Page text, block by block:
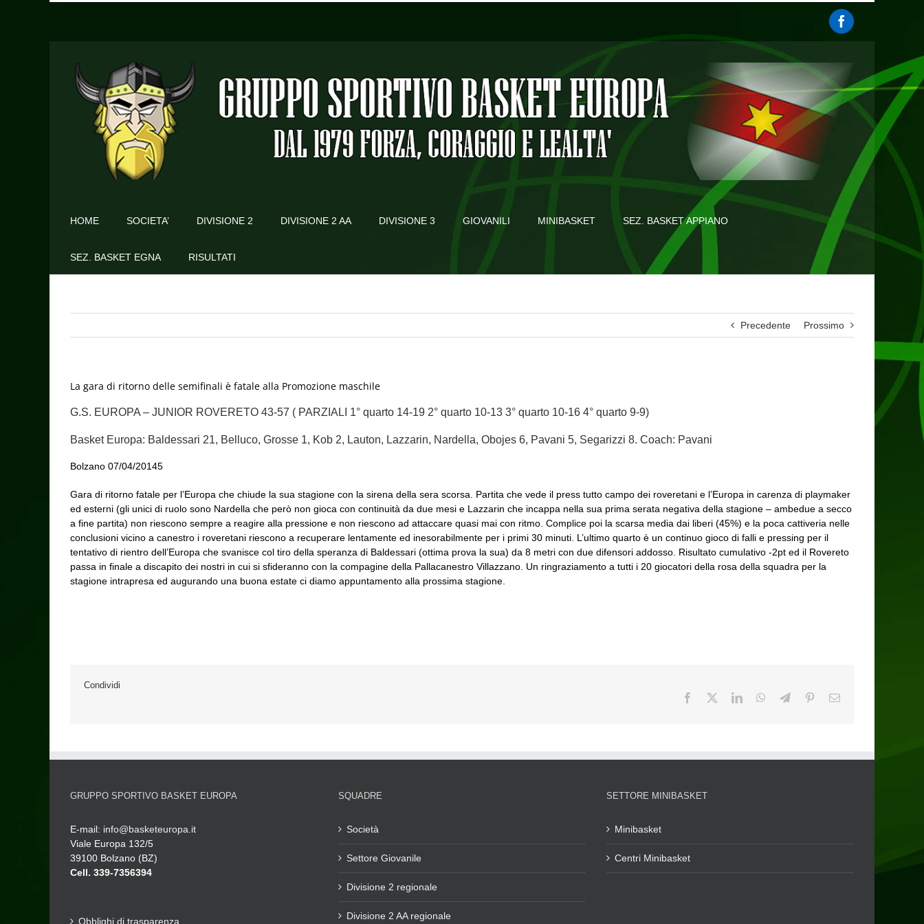
HOME SOCIETA’ DIVISIONE 2 DIVISIONE 2 AA DIVISIONE 3 GIOVANILI MINIBASKET SEZ. BASKET APPIANO
SEZ. BASKET EGNA RISULTATI
Precedente Prossimo
La gara di ritorno delle semifinali è fatale alla Promozione maschile
G.S. EUROPA – JUNIOR ROVERETO 43-57 ( PARZIALI 1° quarto 14-19 2° quarto 10-13 3° quarto 10-16 4° quarto 9-9)
Basket Europa: Baldessari 21, Belluco, Grosse 1, Kob 2, Lauton, Lazzarin, Nardella, Obojes 6, Pavani 5, Segarizzi 8. Coach: Pavani
Bolzano 07/04/20145
Gara di ritorno fatale per l’Europa che chiude la sua stagione con la sirena della sera scorsa. Partita che vede il press tutto campo dei roveretani e l’Europa in carenza di playmaker
ed esterni (gli unici di ruolo sono Nardella che però non gioca con continuità da due mesi e Lazzarin che incappa nella sua prima serata negativa della stagione – ambedue a secco
a fine partita) non riescono sempre a reagire alla pressione e non riescono ad attaccare quasi mai con ritmo. Complice poi la scarsa media dai liberi (45%) e la poca cattiveria nelle
conclusioni vicino a canestro i roveretani riescono a recuperare lentamente ed inesorabilmente per i primi 30 minuti. L’ultimo quarto è un continuo gioco di falli e pressing per il
tentativo di rientro dell’Europa che svanisce col tiro della speranza di Baldessari (ottima prova la sua) da 8 metri con due difensori addosso. Risultato cumulativo -2pt ed il Rovereto
passa in finale a discapito dei nostri in cui si sfideranno con la compagine della Pallacanestro Villazzano. Un ringraziamento a tutti i 20 giocatori della rosa della squadra per la
stagione intrapresa ed augurando una buona estate ci diamo appuntamento alla prossima stagione.
Condividi
GRUPPO SPORTIVO BASKET EUROPA
E-mail: info@basketeuropa.it
Viale Europa 132/5
39100 Bolzano (BZ)
Cell. 339-7356394
Obblighi di trasparenza
SQUADRE
Società
Settore Giovanile
Divisione 2 regionale
Divisione 2 AA regionale
SETTORE MINIBASKET
Minibasket
Centri Minibasket